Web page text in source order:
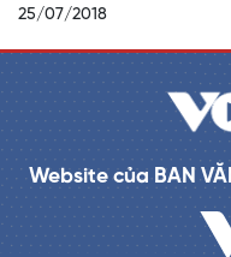
25/07/2018
Website của BAN